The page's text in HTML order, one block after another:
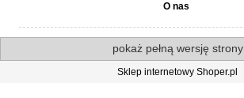
O nas
pokaż pełną wersję strony
Sklep internetowy Shoper.pl